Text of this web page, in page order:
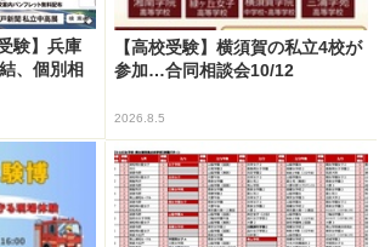
験】兵庫
、個別相
【高校受験】横須賀の私立4校が
参加…合同相談会10/12
2026.8.5